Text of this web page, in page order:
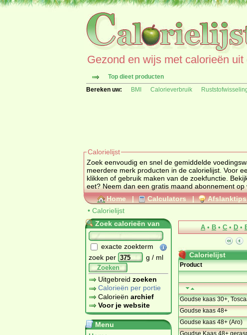
Gezond en wijs met calorieën uit
Top dieet producten
Bereken uw:
BMI Calorieverbruik
Calorielijst
Zoek eenvoudig en snel de gemiddelde
meerdere merk producten in de calorielijst. Voor
klikken of gebruik maken van de zoekfunctie.
eet? Neem dan een gratis maand abonnement op
Home | Calculators | Afslanktips
• Calorielijst
Zoek calorieën van
exacte zoekterm
zoek per
g / ml
Zoeken
Uitgebreid zoeken
Calorieën per portie
Calorieën archief
Voor je website
Menu
A • B • C • D •
Calorielijst
Product
Goudse kaas 30+,
Goudse kaas 48+
Goudse kaas 48+ (Aro)